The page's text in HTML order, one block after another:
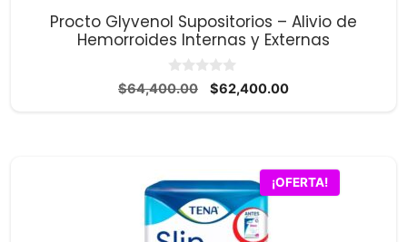
Procto Glyvenol Supositorios – Alivio de
Hemorroides Internas y Externas
0
d
$64,400.00
El
$62,400.00El
¡OFERTA!